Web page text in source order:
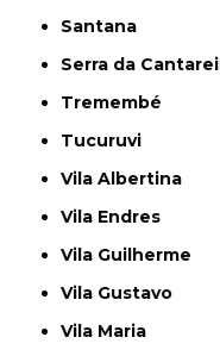
Santana
Serra da
Tremembé
Tucuruvi
Vila Albertina
Vila Endres
Vila Guilherme
Vila Gustavo
Vila Maria